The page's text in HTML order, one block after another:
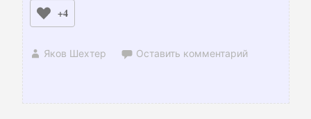
+4
Яков Шехтер Оставить комментарий